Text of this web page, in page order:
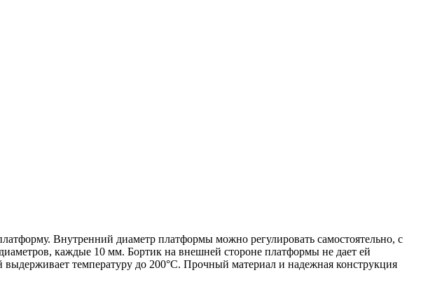
Внутренний диаметр платформы можно регулировать самостоятельно, с
каждые 10 мм. Бортик на внешней стороне платформы не дает ей
выдерживает температуру до 200°С. Прочный материал и надежная конструкция